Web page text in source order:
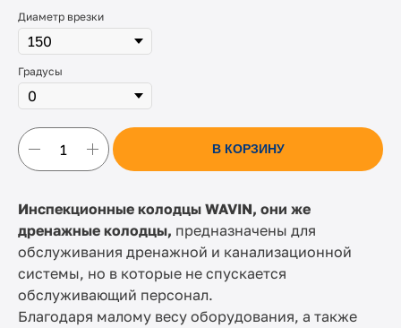
Диаметр врезки
Градусы
В КОРЗИНУ
Инспекционные колодцы WAVIN, они же
дренажные колодцы, предназначены для
обслуживания дренажной и канализационной
системы, но в которые не спускается
обслуживающий персонал.
Благодаря малому весу оборудования, а также